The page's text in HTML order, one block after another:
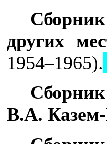
других
1954–1965).
В.А.